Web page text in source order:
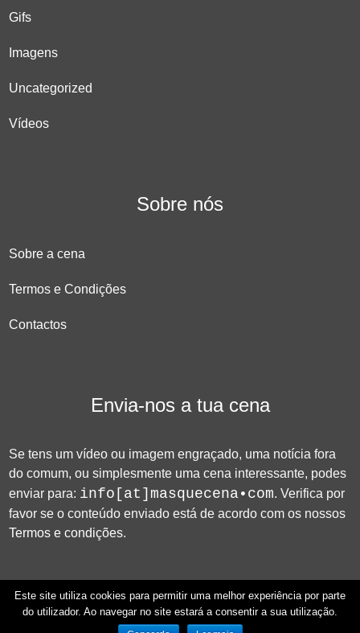
Gifs
Imagens
Uncategorized
Vídeos
Sobre nós
Sobre a cena
Termos e Condições
Contactos
Envia-nos a tua cena
Se tens um vídeo ou imagem engraçado, uma notícia fora
do comum, ou simplesmente uma cena interessante, podes
enviar para: info[at]masquecena•com. Verifica por
favor se o conteúdo enviado está de acordo com os nossos
Termos e condições.
Este site utiliza cookies para permitir uma melhor experiência por parte
do utilizador. Ao navegar no site estará a consentir a sua utilização.